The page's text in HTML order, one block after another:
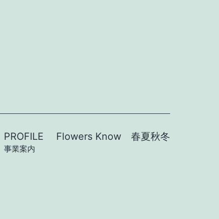
PROFILE
事業案内
Flowers Know 春夏秋冬